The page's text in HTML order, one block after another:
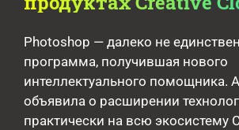
Photoshop — далеко не
программа, получившая нового
интеллектуального помощника.
объявила о расширении
практически на всю экосистему